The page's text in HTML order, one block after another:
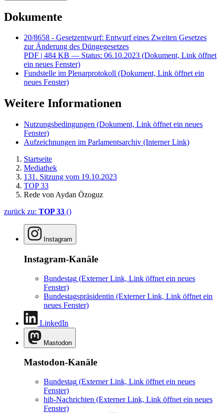
Dokumente
20/8658 - Gesetzentwurf: Entwurf eines Zweiten Gesetzes
zur Änderung des Düngegesetzes
PDF | 484 KB — Status: 06.10.2023 (Dokument, Link öffnet
ein neues Fenster)
Fundstelle im Plenarprotokoll (Dokument, Link öffnet ein
neues Fenster)
Weitere Informationen
Nutzungsbedingungen (Dokument, Link öffnet ein neues
Fenster)
Aufzeichnungen im Parlamentsarchiv (Interner Link)
Startseite
Mediathek
131. Sitzung vom 19.10.2023
TOP 33
Rede von Aydan Özoguz
zurück zu: TOP 33 ()
Instagram
Instagram-Kanäle
Bundestag (Externer Link, Link öffnet ein neues
Fenster)
Bundestagspräsidentin (Externer Link, Link öffnet ein
neues Fenster)
LinkedIn
Mastodon
Mastodon-Kanäle
Bundestag (Externer Link, Link öffnet ein neues
Fenster)
hib-Nachrichten (Externer Link, Link öffnet ein neues
Fenster)